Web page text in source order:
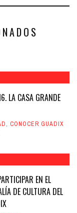
LA CASA GRANDE
, CONOCER GUADIX
EN EL
DE CULTURA DEL